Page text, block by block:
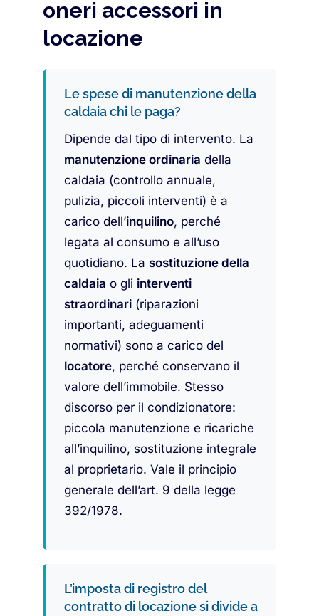
oneri accessori in
locazione
Le spese di manutenzione della
caldaia chi le paga?
Dipende dal tipo di intervento. La
manutenzione ordinaria della
caldaia (controllo annuale,
pulizia, piccoli interventi) è a
carico dell’inquilino, perché
legata al consumo e all’uso
quotidiano. La sostituzione della
caldaia o gli interventi
straordinari (riparazioni
importanti, adeguamenti
normativi) sono a carico del
locatore, perché conservano il
valore dell’immobile. Stesso
discorso per il condizionatore:
piccola manutenzione e ricariche
all’inquilino, sostituzione integrale
al proprietario. Vale il principio
generale dell’art. 9 della legge
392/1978.
L’imposta di registro del
contratto di locazione si divide a